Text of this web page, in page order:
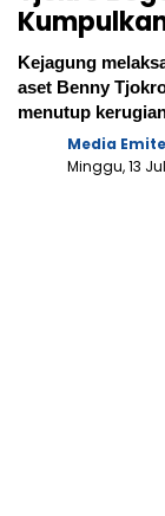
Kejagung
aset Benny
menutup
Media
Minggu, 13